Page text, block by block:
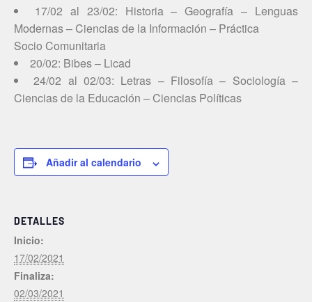
17/02 al 23/02: Historia – Geografía – Lenguas
Modernas – Ciencias de la Información – Práctica
Socio Comunitaria
20/02: Bibes – Licad
24/02 al 02/03: Letras – Filosofía – Sociología –
Ciencias de la Educación – Ciencias Políticas
Añadir al calendario
DETALLES
Inicio:
17/02/2021
Finaliza:
02/03/2021